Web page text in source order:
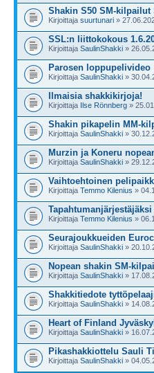
Shakin S50 SM-kilpailut
Kirjoittaja suurtunari »
SSL:n liittokokous
Kirjoittaja SaulinShakki »
Parosen loppupelivideo
Kirjoittaja SaulinShakki »
Ilmaisia shakkikirjoja!
Kirjoittaja Ilse Rönnberg »
Shakin pikapelin MM-
Kirjoittaja SaulinShakki »
Murzin ja Koneru
Kirjoittaja SaulinShakki »
Vaihtoehtoinen
Kirjoittaja Temmo Kilenius »
Tapahtumanjärjestäjäksi
Kirjoittaja Temmo Kilenius »
Seurajoukkueiden
Kirjoittaja SaulinShakki »
Nopean shakin SM-
Kirjoittaja SaulinShakki »
Shakkitiedote
Kirjoittaja SaulinShakki »
Heart of Finland
Kirjoittaja SaulinShakki »
Pikashakkiottelu Sauli
Kirjoittaja SaulinShakki »